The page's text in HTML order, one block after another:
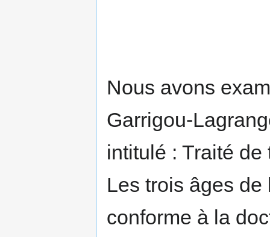
Nous avons
Garrigou-
intitulé : Traité
Les trois âges
conforme à la